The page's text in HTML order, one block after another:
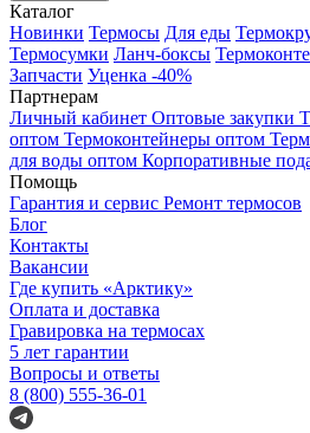
Каталог
Новинки Термосы Для еды
Термосумки Ланч-боксы
Запчасти Уценка -40%
Партнерам
Личный кабинет Оптовые закупки
оптом Термоконтейнеры оптом
для воды оптом Корпоративные
Помощь
Гарантия и сервис Ремонт термосов
Блог
Контакты
Вакансии
Где купить «Арктику»
Оплата и доставка
Гравировка на термосах
5 лет гарантии
Вопросы и ответы
8 (800) 555-36-01